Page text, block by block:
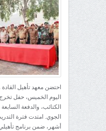
احتضن معهد تأهيل
اليوم الخميس، حفل
الكتائب، والدفعة
الجوي. امتدت فترة
أشهر، ضمن برنامج